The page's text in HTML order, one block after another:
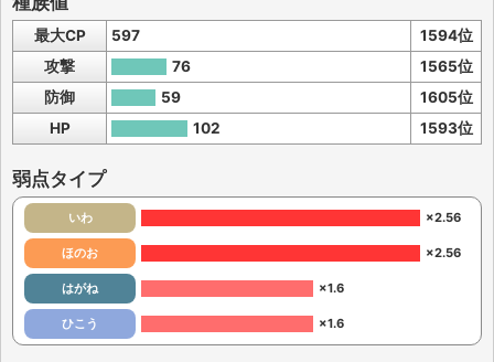
最大CP 597
1594位
攻撃
76
1565位
防御
59
1605位
HP
102 1593位
弱点タイプ
いわ ×2.56
ほのお ×2.56
はがね ×1.6
ひこう ×1.6